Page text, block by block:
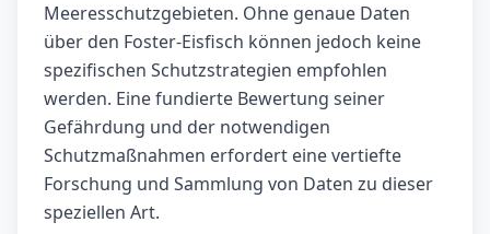
Meeresschutzgebieten. Ohne genaue Daten
über den Foster-Eisfisch können jedoch keine
spezifischen Schutzstrategien empfohlen
werden. Eine fundierte Bewertung seiner
Gefährdung und der notwendigen
Schutzmaßnahmen erfordert eine vertiefte
Forschung und Sammlung von Daten zu dieser
speziellen Art.